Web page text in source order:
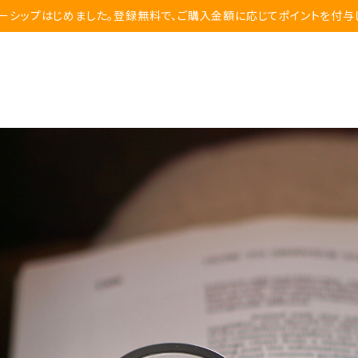
シップはじめました。登録無料で、ご購入金額に応じてポイントを付与